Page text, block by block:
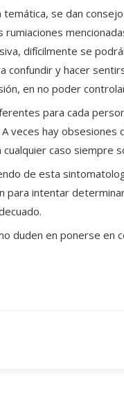
se dan
difícilmente se
confundir y hacer
en no poder
para cada
veces hay
caso siempre
de esta
para intentar
duden en ponerse en